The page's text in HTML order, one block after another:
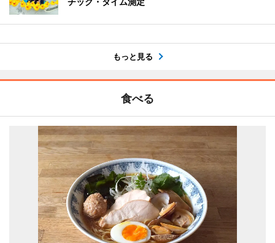
もっと見る
食べる